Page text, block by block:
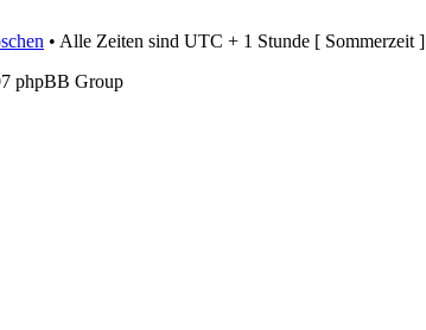
• Alle Zeiten sind UTC + 1 Stunde [ Sommerzeit ]
phpBB Group